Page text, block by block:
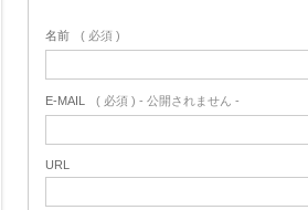
名前 ( 必須 )
E-MAIL ( 必須 ) - 公開されません -
URL